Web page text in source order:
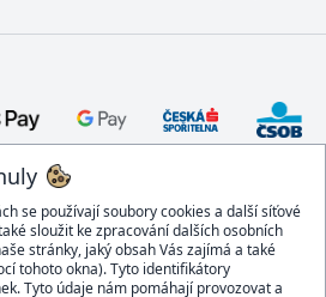
se používají soubory cookies a další síťové
sloužit ke zpracování dalších osobních
stránky, jaký obsah Vás zajímá a také
tohoto okna). Tyto identifikátory
Tyto údaje nám pomáhají provozovat a